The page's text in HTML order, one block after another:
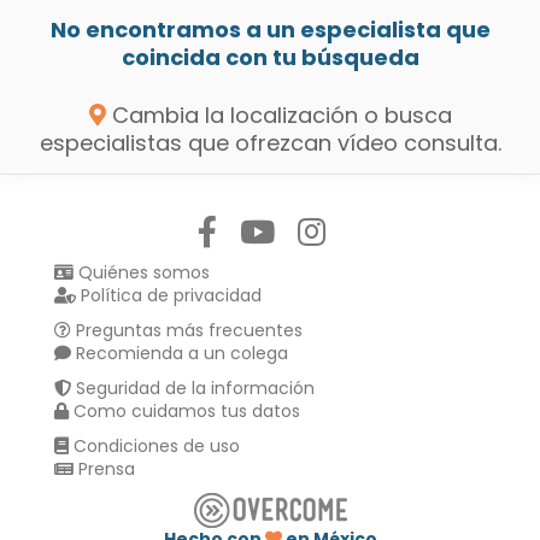
No encontramos a un especialista que
coincida con tu búsqueda
Cambia la localización o busca
especialistas que ofrezcan vídeo consulta.
Quiénes somos
Política de privacidad
Preguntas más frecuentes
Recomienda a un colega
Seguridad de la información
Como cuidamos tus datos
Condiciones de uso
Prensa